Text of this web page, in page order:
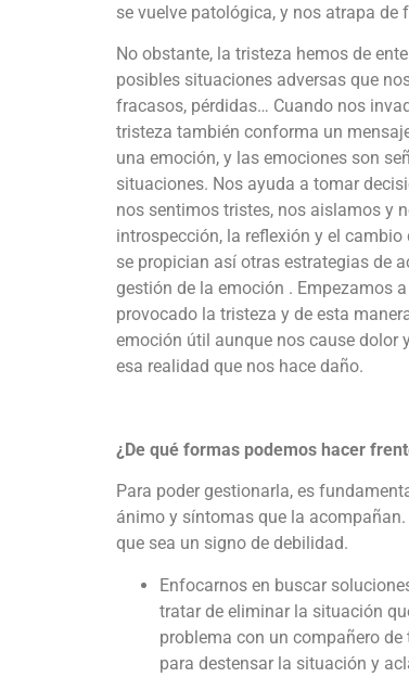
se vuelve patológica, y nos atrapa de
No obstante, la tristeza hemos de
posibles situaciones adversas que
fracasos, pérdidas… Cuando nos
tristeza también conforma un
una emoción, y las emociones son
situaciones. Nos ayuda a tomar
nos sentimos tristes, nos aislamos y
introspección, la reflexión y el
se propician así otras estrategias de
gestión de la emoción . Empezamos
provocado la tristeza y de esta
emoción útil aunque nos cause dolor
esa realidad que nos hace daño.
¿De qué formas podemos hacer
Para poder gestionarla, es
ánimo y síntomas que la
que sea un signo de debilidad.
Enfocarnos en buscar
tratar de eliminar la situación
problema con un compañero
para destensar la situación y